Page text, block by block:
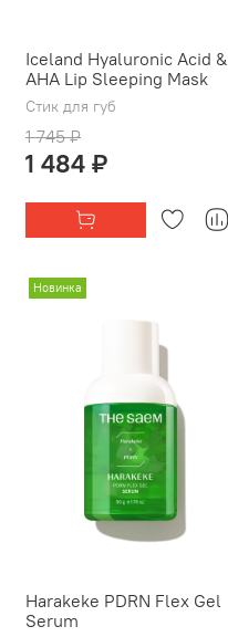
Iceland Hyaluronic Acid &
AHA Lip Sleeping Mask
Стик для губ
1 745 ₽
1 484 ₽
Новинка
Harakeke PDRN Flex Gel
Serum